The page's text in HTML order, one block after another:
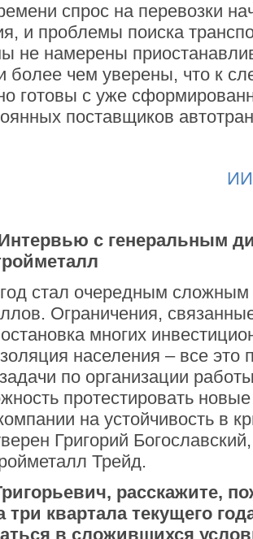
спрос на перевозки
и проблемы поиска
не намерены
более чем уверены, что к
готовы с уже
поставщиков
с генеральным
стал очередным сложным
Ограничения,
многих
населения – все это
по организации
протестировать
на устойчивость в
Григорий
Трейд.
расскажите,
три квартала текущего
в сложившихся